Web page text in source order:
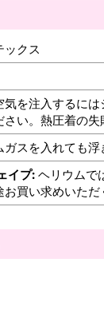
ックス
気を注入するに
さい。熱圧着の
スを入れても浮
イプ:ヘリウムで
お買い求めいただ